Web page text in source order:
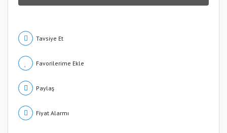
Tavsiye Et
Paylaş
Fiyat Alarmı